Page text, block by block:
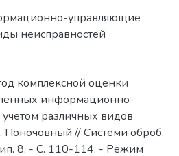
управляющие
неисправностей
комплексной оценки
информационно-
различных видов
Поночовный // Системи оброб.
8. - С. 110-114. - Режим